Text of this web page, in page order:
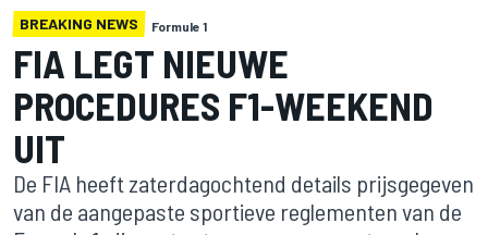
BREAKING NEWS Formule 1
FIA LEGT NIEUWE
PROCEDURES F1-WEEKEND
UIT
De FIA heeft zaterdagochtend details prijsgegeven
van de aangepaste sportieve reglementen van de